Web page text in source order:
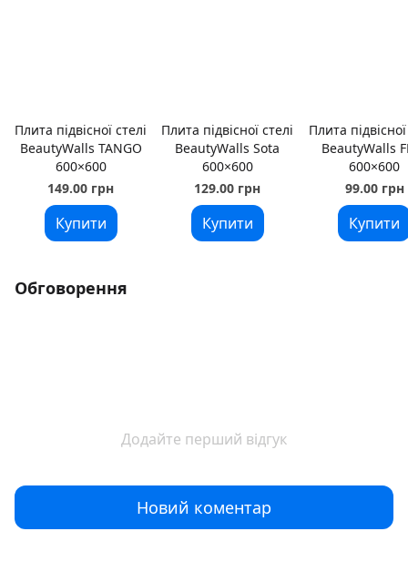
Плита підвісної стелі
BeautyWalls TANGO
600×600
149.00 грн
Купити
Плита підвісної стелі
BeautyWalls Sota
600×600
129.00 грн
Купити
Плита підвісної
BeautyWalls
600×600
99.00 грн
Купити
Обговорення
Додайте перший відгук
Новий коментар